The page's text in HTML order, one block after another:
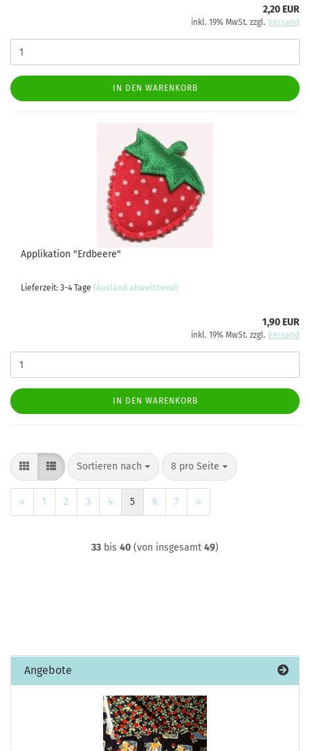
2,20 EUR
inkl. 19% MwSt. zzgl. Versand
IN DEN WARENKORB
Applikation "Erdbeere"
Lieferzeit: 3-4 Tage (Ausland abweichend)
1,90 EUR
inkl. 19% MwSt. zzgl. Versand
IN DEN WARENKORB
Sortieren nach
Sortieren nach 8 pro Seite
pro Seite
« 1 2 3 4 5 6 7 »
33 bis 40 (von insgesamt 49)
Angebote